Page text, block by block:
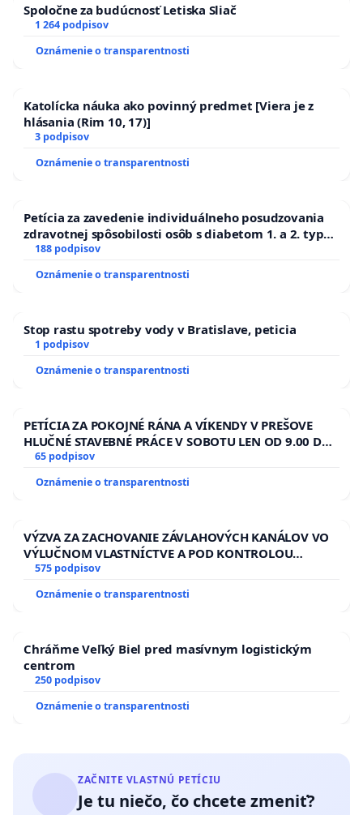
Spoločne za budúcnosť Letiska Sliač
1 264 podpisov
Oznámenie o transparentnosti
Katolícka náuka ako povinný predmet [Viera je z
hlásania (Rim 10, 17)]
3 podpisov
Oznámenie o transparentnosti
Petícia za zavedenie individuálneho posudzovania
zdravotnej spôsobilosti osôb s diabetom 1. a 2. typu
pri prijímaní do Policajného zboru SR
188 podpisov
Oznámenie o transparentnosti
Stop rastu spotreby vody v Bratislave, peticia
1 podpisov
Oznámenie o transparentnosti
PETÍCIA ZA POKOJNÉ RÁNA A VÍKENDY V PREŠOVE
HLUČNÉ STAVEBNÉ PRÁCE V SOBOTU LEN OD 9.00 DO
13.00 HOD., CEZ PRACOVNÝ TÝŽDEŇ CIEĽ 8.00 – 18.00
HOD. A PRAVIDELNÁ KONTROLA STAVBY C-AREA NA
ĎUMBIERSKEJ/MAGU
65 podpisov
Oznámenie o transparentnosti
VÝZVA ZA ZACHOVANIE ZÁVLAHOVÝCH KANÁLOV VO
VÝLUČNOM VLASTNÍCTVE A POD KONTROLOU
SLOVENSKEJ REPUBLIKY & žiadosť na riešenie
zanedbaného stavu závlahových a odvodňovacích
kanálov na Slovensku
575 podpisov
Oznámenie o transparentnosti
Chráňme Veľký Biel pred masívnym logistickým
centrom
250 podpisov
Oznámenie o transparentnosti
ZAČNITE VLASTNÚ PETÍCIU
Je tu niečo, čo chcete zmeniť?